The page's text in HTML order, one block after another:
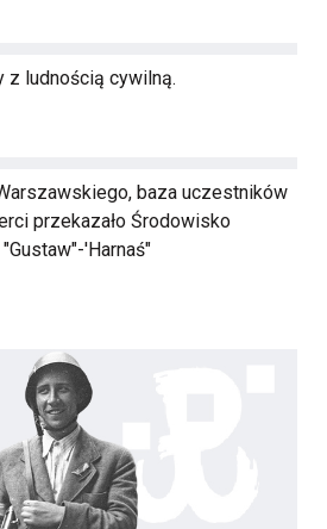
z ludnością cywilną.
baza uczestników
przekazało Środowisko
'Harnaś"